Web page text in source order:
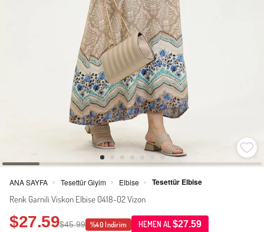
ANA SAYFA > Tesettür Giyim > Elbise > Tesettür Elbise
Renk Garnili Viskon Elbise 0418-02 Vizon
$27.59$45.99 %40 İndirim HEMEN AL$27.59